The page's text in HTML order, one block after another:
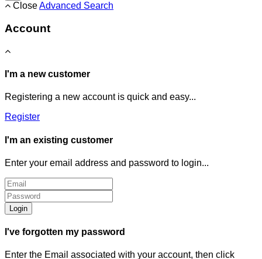
CloseAdvanced Search
Account
I'm a new customer
Registering a new account is quick and easy...
Register
I'm an existing customer
Enter your email address and password to login...
Login
I've forgotten my password
Enter the Email associated with your account, then click